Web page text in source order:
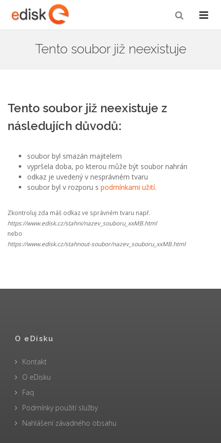
Tento soubor již neexistuje
Tento soubor již neexistuje z
následujích důvodů:
soubor byl smazán majitelem
vypršela doba, po kterou může být soubor nahrán
odkaz je uvedený v nesprávném tvaru
soubor byl v rozporu s podmínkami užití.
Zkontroluj zda máš odkaz ve správném tvaru např.
https://www.edisk.cz/stahni/nazev_souboru_xxMB.html
nebo
https://www.edisk.cz/stahnout-soubor/nazev_souboru_xxMB.html
O eDisku
Kontakt
O eDisku
Faq
Podmínky použití služby
Nahlášení závadného obsahu